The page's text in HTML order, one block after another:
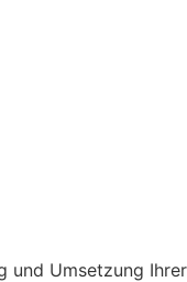
und Umsetzung Ihrer